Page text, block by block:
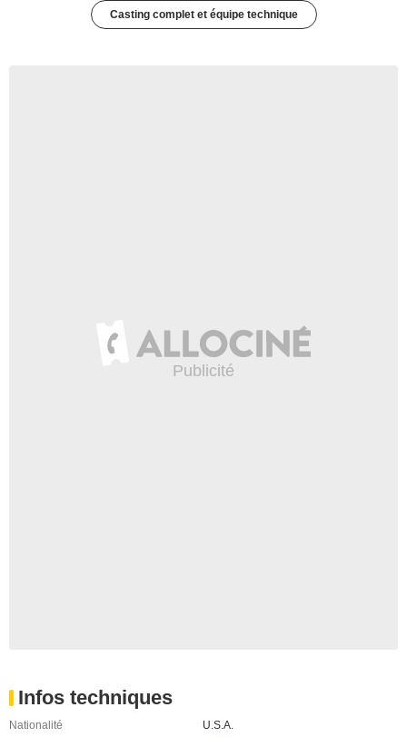
Casting complet et équipe technique
Infos techniques
Nationalité
U.S.A.